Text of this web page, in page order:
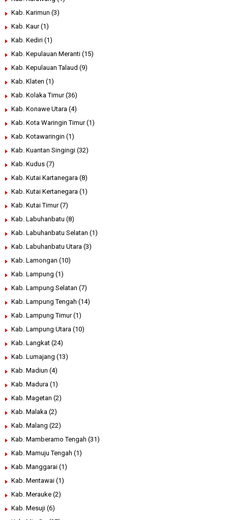
Kab. Karimun (3)
Kab. Kaur (1)
Kab. Kediri (1)
Kab. Kepulauan Meranti (15)
Kab. Kepulauan Talaud (9)
Kab. Klaten (1)
Kab. Kolaka Timur (36)
Kab. Konawe Utara (4)
Kab. Kota Waringin Timur (1)
Kab. Kotawaringin (1)
Kab. Kuantan Singingi (32)
Kab. Kudus (7)
Kab. Kutai Kartanegara (8)
Kab. Kutai Kertanegara (1)
Kab. Kutai Timur (7)
Kab. Labuhanbatu (8)
Kab. Labuhanbatu Selatan (1)
Kab. Labuhanbatu Utara (3)
Kab. Lamongan (10)
Kab. Lampung (1)
Kab. Lampung Selatan (7)
Kab. Lampung Tengah (14)
Kab. Lampung Timur (1)
Kab. Lampung Utara (10)
Kab. Langkat (24)
Kab. Lumajang (13)
Kab. Madiun (4)
Kab. Madura (1)
Kab. Magetan (2)
Kab. Malaka (2)
Kab. Malang (22)
Kab. Mamberamo Tengah (31)
Kab. Mamuju Tengah (1)
Kab. Manggarai (1)
Kab. Mentawai (1)
Kab. Merauke (2)
Kab. Mesuji (6)